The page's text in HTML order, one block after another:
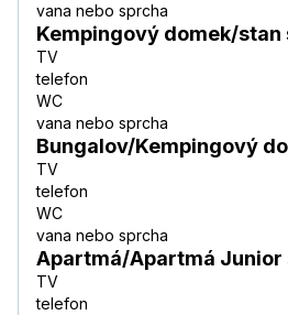
vana nebo sprcha
Kempingový domek/stan
TV
telefon
WC
vana nebo sprcha
Bungalov/Kempingový
TV
telefon
WC
vana nebo sprcha
Apartmá/Apartmá Junior
TV
telefon